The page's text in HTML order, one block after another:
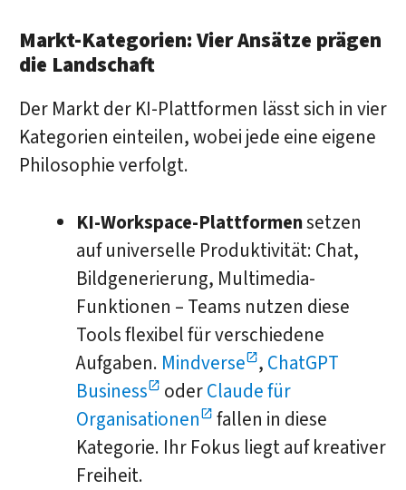
Markt-Kategorien: Vier Ansätze prägen
die Landschaft
Der Markt der KI-Plattformen lässt sich in vier
Kategorien einteilen, wobei jede eine eigene
Philosophie verfolgt.
KI-Workspace-Plattformensetzen
auf universelle Produktivität: Chat,
Bildgenerierung, Multimedia-
Funktionen – Teams nutzen diese
Tools flexibel für verschiedene
Aufgaben. Mindverse , ChatGPT
Business
oderClaude für
Organisationen
fallen in diese
Kategorie. Ihr Fokus liegt auf kreativer
Freiheit.